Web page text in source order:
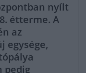
nyílt
étterme. A
az
egysége,
pedig